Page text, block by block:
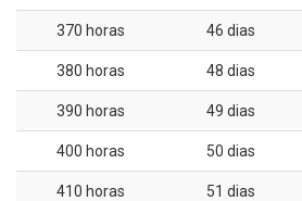
370 horas 46 dias
380 horas 48 dias
390 horas 49 dias
400 horas 50 dias
410 horas 51 dias